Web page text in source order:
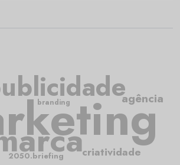
criatividade
agência
2050.briefing
branding